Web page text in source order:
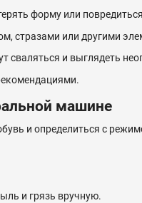
форму или
стразами или другими
сваляться и выглядеть
машине
и определиться с
и грязь вручную.